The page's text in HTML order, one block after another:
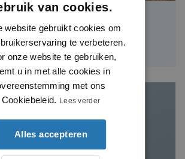
Plint
van cookies.
website gebruikt cookies om
te verbeteren.
onze website te gebruiken,
u in met alle cookies in
met ons
Cookiebeleid. Lees verder
Alles accepteren